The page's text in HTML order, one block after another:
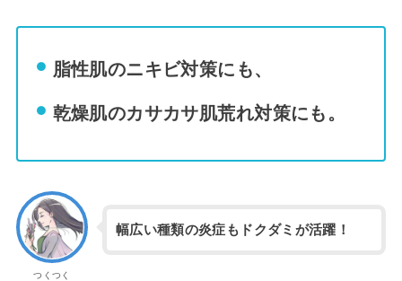
脂性肌のニキビ対策にも、
乾燥肌のカサカサ肌荒れ対策にも。
つくつく
幅広い種類の炎症もドクダミが活躍！